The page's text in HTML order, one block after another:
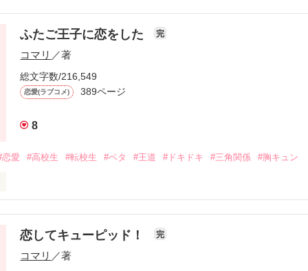
らい地味。
ょんなことから男の子と期間限定で付き合うことに…
･成績優秀･運動神経抜群でなければならない。
ふたご王子に恋をした 完
コマリ ／著
総文字数/216,549
恋愛(ラブコメ) 389ページ
8
恋愛 #高校生 #転校生 #ベタ #王道 #ドキドキ #三角関係 #胸キュン
恋してキューピッド！ 完
コマリ ／著